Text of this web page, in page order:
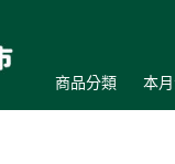
商品分類 本